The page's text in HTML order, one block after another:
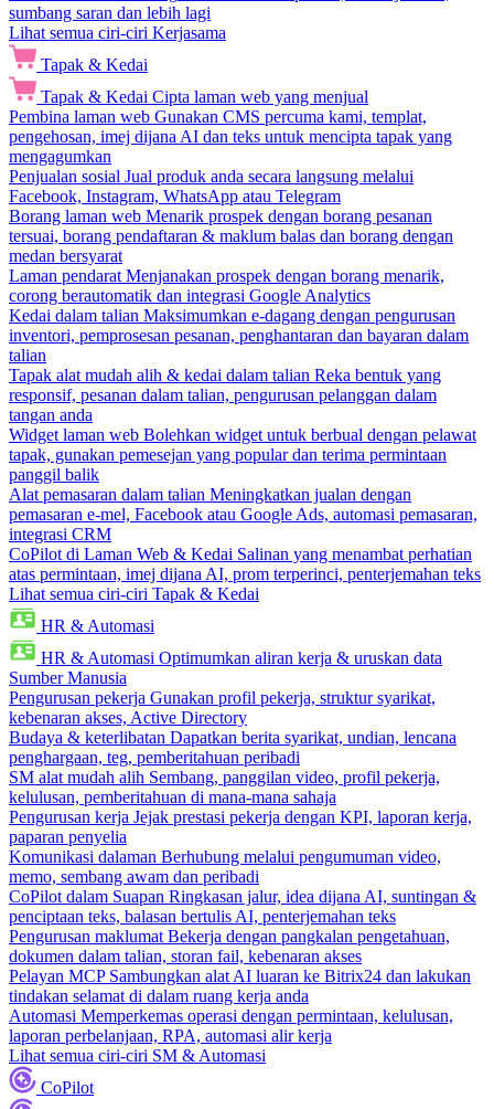
sumbang saran dan lebih lagi
Lihat semua ciri-ciri Kerjasama
Tapak & Kedai
Tapak & Kedai Cipta laman web yang menjual
Pembina laman web Gunakan CMS percuma kami, templat,
pengehosan, imej dijana AI dan teks untuk mencipta tapak yang
mengagumkan
Penjualan sosial Jual produk anda secara langsung melalui
Facebook, Instagram, WhatsApp atau Telegram
Borang laman web Menarik prospek dengan borang pesanan
tersuai, borang pendaftaran & maklum balas dan borang dengan
medan bersyarat
Laman pendarat Menjanakan prospek dengan borang menarik,
corong berautomatik dan integrasi Google Analytics
Kedai dalam talian Maksimumkan e-dagang dengan pengurusan
inventori, pemprosesan pesanan, penghantaran dan bayaran dalam
talian
Tapak alat mudah alih & kedai dalam talian Reka bentuk yang
responsif, pesanan dalam talian, pengurusan pelanggan dalam
tangan anda
Widget laman web Bolehkan widget untuk berbual dengan pelawat
tapak, gunakan pemesejan yang popular dan terima permintaan
panggil balik
Alat pemasaran dalam talian Meningkatkan jualan dengan
pemasaran e-mel, Facebook atau Google Ads, automasi pemasaran,
integrasi CRM
CoPilot di Laman Web & Kedai Salinan yang menambat perhatian
atas permintaan, imej dijana AI, prom terperinci, penterjemahan teks
Lihat semua ciri-ciri Tapak & Kedai
HR & Automasi
HR & Automasi Optimumkan aliran kerja & uruskan data
Sumber Manusia
Pengurusan pekerja Gunakan profil pekerja, struktur syarikat,
kebenaran akses, Active Directory
Budaya & keterlibatan Dapatkan berita syarikat, undian, lencana
penghargaan, teg, pemberitahuan peribadi
SM alat mudah alih Sembang, panggilan video, profil pekerja,
kelulusan, pemberitahuan di mana-mana sahaja
Pengurusan kerja Jejak prestasi pekerja dengan KPI, laporan kerja,
paparan penyelia
Komunikasi dalaman Berhubung melalui pengumuman video,
memo, sembang awam dan peribadi
CoPilot dalam Suapan Ringkasan jalur, idea dijana AI, suntingan &
penciptaan teks, balasan bertulis AI, penterjemahan teks
Pengurusan maklumat Bekerja dengan pangkalan pengetahuan,
dokumen dalam talian, storan fail, kebenaran akses
Pelayan MCP Sambungkan alat AI luaran ke Bitrix24 dan lakukan
tindakan selamat di dalam ruang kerja anda
Automasi Memperkemas operasi dengan permintaan, kelulusan,
laporan perbelanjaan, RPA, automasi alir kerja
Lihat semua ciri-ciri SM & Automasi
CoPilot